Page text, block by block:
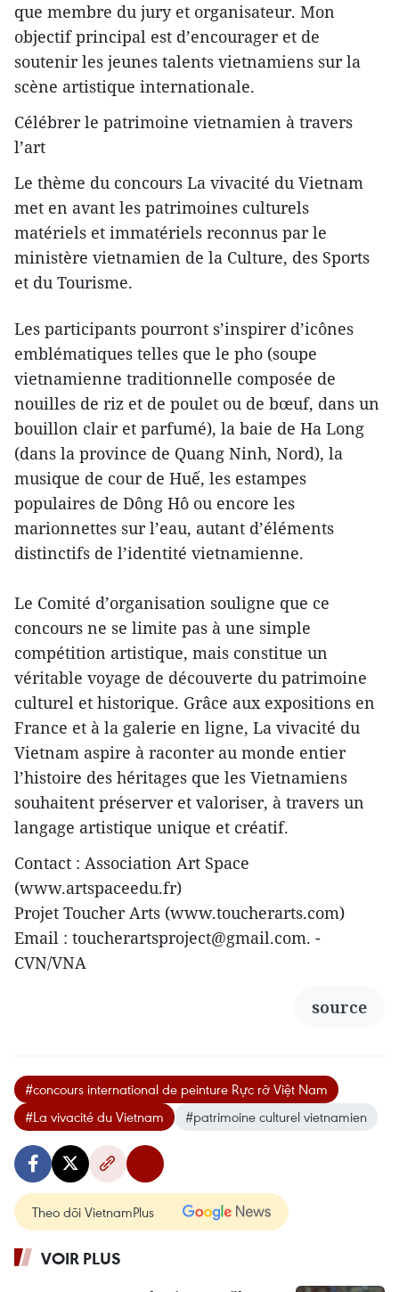
que membre du jury et organisateur. Mon
objectif principal est d’encourager et de
soutenir les jeunes talents vietnamiens sur la
scène artistique internationale.
Célébrer le patrimoine vietnamien à travers
l’art
Le thème du concours La vivacité du Vietnam
met en avant les patrimoines culturels
matériels et immatériels reconnus par le
ministère vietnamien de la Culture, des Sports
et du Tourisme.
Les participants pourront s’inspirer d’icônes
emblématiques telles que le pho (soupe
vietnamienne traditionnelle composée de
nouilles de riz et de poulet ou de bœuf, dans un
bouillon clair et parfumé), la baie de Ha Long
(dans la province de Quang Ninh, Nord), la
musique de cour de Huế, les estampes
populaires de Dông Hô ou encore les
marionnettes sur l’eau, autant d’éléments
distinctifs de l’identité vietnamienne.
Le Comité d’organisation souligne que ce
concours ne se limite pas à une simple
compétition artistique, mais constitue un
véritable voyage de découverte du patrimoine
culturel et historique. Grâce aux expositions en
France et à la galerie en ligne, La vivacité du
Vietnam aspire à raconter au monde entier
l’histoire des héritages que les Vietnamiens
souhaitent préserver et valoriser, à travers un
langage artistique unique et créatif.
Contact : Association Art Space
(www.artspaceedu.fr)
Projet Toucher Arts (www.toucherarts.com)
Email : toucherartsproject@gmail.com. -
CVN/VNA
source
#concours international de peinture Rực rỡ Việt Nam
#La vivacité du Vietnam
#patrimoine culturel vietnamien
Theo dõi VietnamPlus
VOIR PLUS